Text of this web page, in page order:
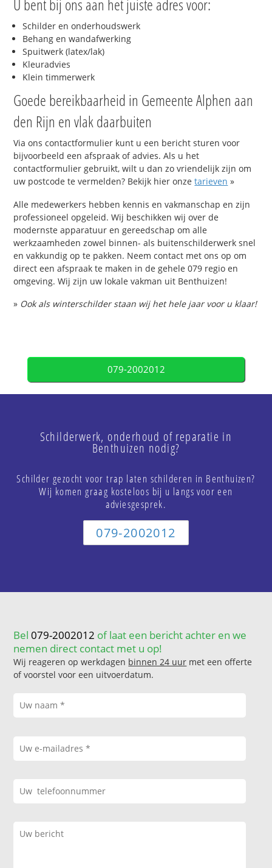
Schilder en onderhoudswerk
Behang en wandafwerking
Spuitwerk (latex/lak)
Kleuradvies
Klein timmerwerk
Goede bereikbaarheid in Gemeente Alphen aan
den Rijn en vlak daarbuiten
Via ons contactformulier kunt u een bericht sturen voor
bijvoorbeeld een afspraak of advies. Als u het
contactformulier gebruikt, wilt u dan zo vriendelijk zijn om
uw postcode te vermelden? Bekijk hier onzetarieven »
Alle medewerkers hebben kennis en vakmanschap en zijn
professioneel opgeleid. Wij beschikken wij over de
modernste apparatuur en gereedschap om alle
werkzaamheden zowel binnen- als buitenschilderwerk snel
en vakkundig op te pakken. Neem contact met ons op om
direct een afspraak te maken in de gehele 079 regio en
omgeving. Wij zijn uw lokale vakman uit Benthuizen!
» Ook als winterschilder staan wij het hele jaar voor u klaar!
079-2002012
Schilderwerk, onderhoud of reparatie in
Benthuizen nodig?
Schilder gezocht voor trap laten schilderen in Benthuizen?
Wij komen graag kosteloos bij u langs voor een
adviesgesprek.
079-2002012
Bel079-2002012 of laat een bericht achter en we
nemen direct contact met u op!
Wij reageren op werkdagen binnen 24 uur met een offerte
of voorstel voor een uitvoerdatum.